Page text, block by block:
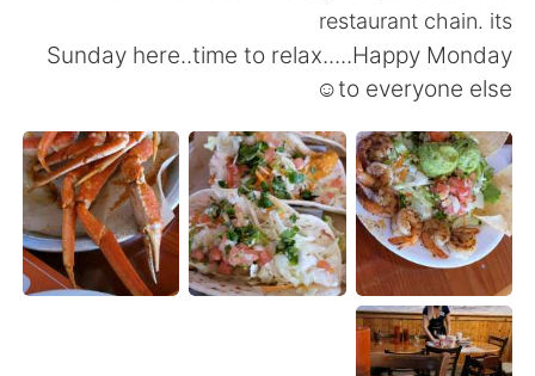
English 简体中文
繁體中文 Español
Français Deutsch
restaurant chain. its
Sunday here..time to relax.....Happy Monday
to everyone else☺